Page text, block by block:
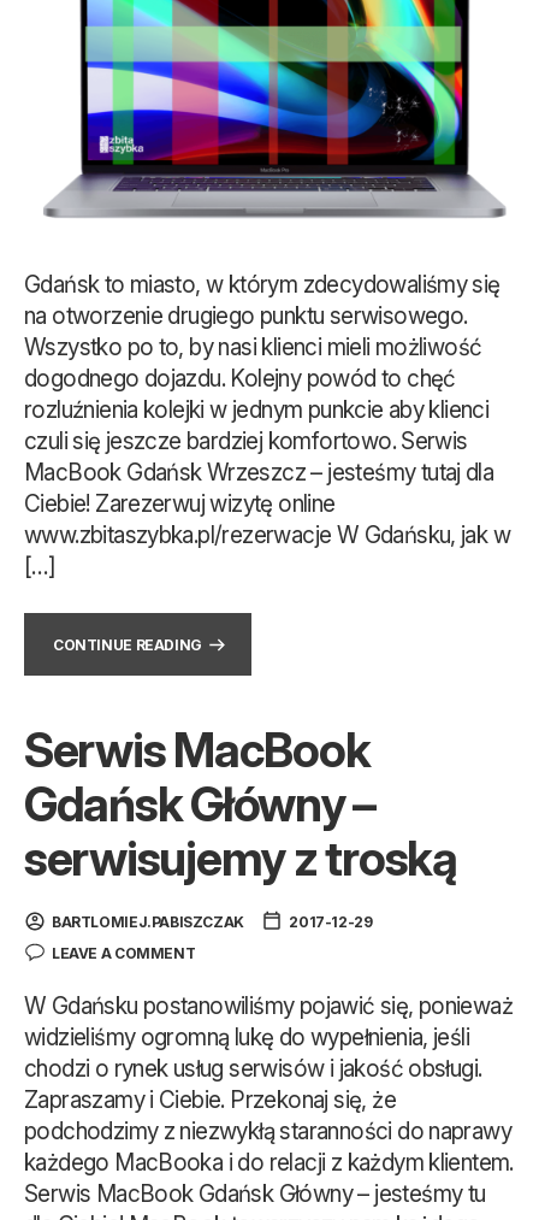
Gdańsk to miasto, w którym zdecydowaliśmy się
na otworzenie drugiego punktu serwisowego.
Wszystko po to, by nasi klienci mieli możliwość
dogodnego dojazdu. Kolejny powód to chęć
rozluźnienia kolejki w jednym punkcie aby klienci
czuli się jeszcze bardziej komfortowo. Serwis
MacBook Gdańsk Wrzeszcz – jesteśmy tutaj dla
Ciebie! Zarezerwuj wizytę online
www.zbitaszybka.pl/rezerwacje W Gdańsku, jak w
[…]
CONTINUE READING
Serwis MacBook
Gdańsk Główny –
serwisujemy z troską
BARTLOMIEJ.PABISZCZAK
2017-12-29
LEAVE A COMMENT
W Gdańsku postanowiliśmy pojawić się, ponieważ
widzieliśmy ogromną lukę do wypełnienia, jeśli
chodzi o rynek usług serwisów i jakość obsługi.
Zapraszamy i Ciebie. Przekonaj się, że
podchodzimy z niezwykłą staranności do naprawy
każdego MacBooka i do relacji z każdym klientem.
Serwis MacBook Gdańsk Główny – jesteśmy tu